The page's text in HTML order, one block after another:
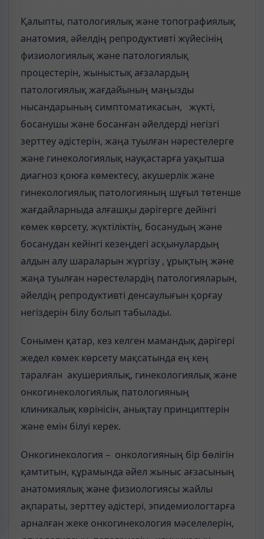
Қалыпты, патологиялық және топографиялық
анатомия, әйелдің репродуктивті жүйесінің
физиологиялық және патологиялық
процестерін, жыныстық ағзалардың
патологиялық жағдайының маңызды
нысандарының симптоматикасын, жүкті,
босанушы және босанған әйелдерді негізгі
зерттеу әдістерін, жаңа туылған нәрестелерге
және гинекологиялық науқастарға уақытша
диагноз қоюға көмектесу, акушерлік және
гинекологиялық патологияның шұғыл төтенше
жағдайларныда алғашқы дәрігерге дейінгі
көмек көрсету, жүктіліктің, босанудың және
босанудан кейінгі кезеңдегі асқынулардың
алдын алу шараларын жүргізу , ұрықтың және
жаңа туылған нәрестелардің патологияларын,
әйелдің репродуктивті денсаулығын қорғау
негіздерін білу болып табылады.
Сонымен қатар, кез келген мамандық дәрігері
жедел көмек көрсету мақсатында ең кең
таралған акушериялық, гинекологиялық және
онкогинекологиялық патологияның
клиникалық көрінісін, анықтау принциптерін
және емін білуі керек.
Онкогинекология – онкологияның бір бөлігін
қамтитын, құрамында әйел жыныс ағзасының
анатомиялық және физиологиясы жайлы
ақпараты, зерттеу әдістері, эпидемиологтарға
арналған жеке онкогинекология мәселелерін,